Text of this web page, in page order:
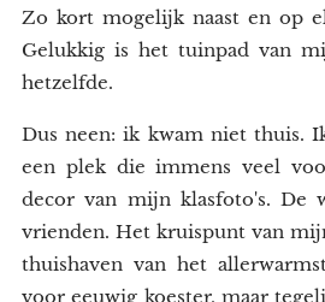
Zo kort mogelijk naast en op
Gelukkig is het tuinpad van
hetzelfde.
Dus neen: ik kwam niet thuis.
een plek die immens veel
decor van mijn klasfoto's. De
vrienden. Het kruispunt van
thuishaven van het
voor eeuwig koester, maar